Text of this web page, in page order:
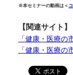
※本セミナーの動画は＜
【関連サイト】
「健康・医療
「健康・医療